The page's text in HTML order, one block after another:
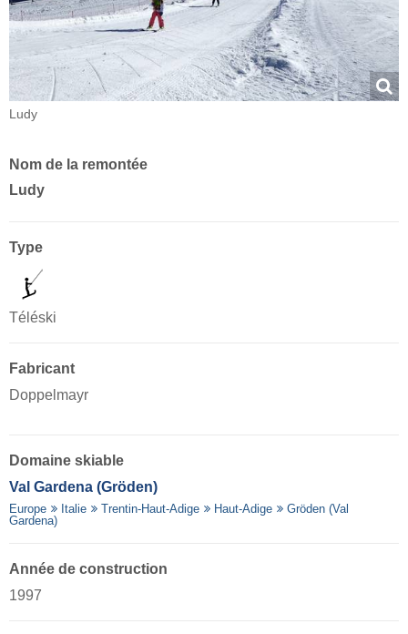
Ludy
Nom de la remontée
Ludy
Type
Téléski
Fabricant
Doppelmayr
Domaine skiable
Val Gardena (Gröden)
Europe Italie Trentin-Haut-Adige Haut-Adige
Gröden (Val
Gardena)
Année de construction
1997